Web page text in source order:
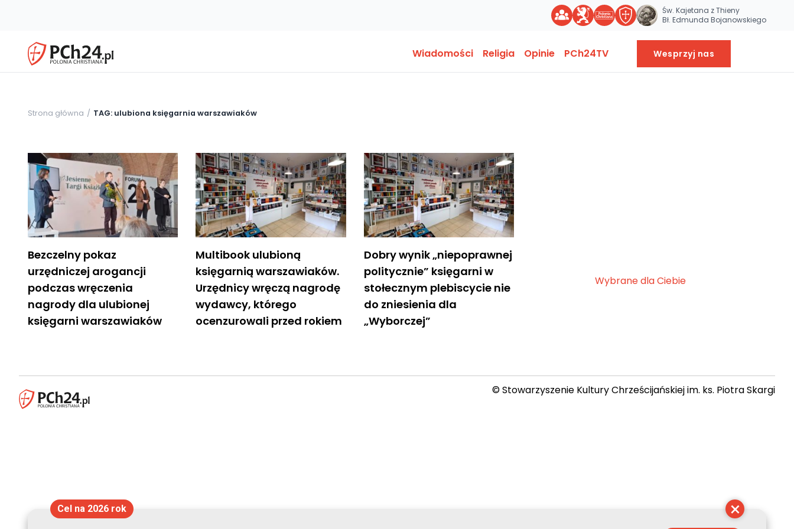
Św. Kajetana z Thieny
Bł. Edmunda Bojanowskiego
Wiadomości Religia Opinie PCh24TV Wesprzyj nas
Strona główna TAG: ulubiona księgarnia warszawiaków
Bezczelny pokaz
urzędniczej arogancji
podczas wręczenia
nagrody dla ulubionej
księgarni warszawiaków
Multibook ulubioną
księgarnią warszawiaków.
Urzędnicy wręczą nagrodę
wydawcy, którego
ocenzurowali przed rokiem
Dobry wynik „niepoprawnej
politycznie” księgarni w
stołecznym plebiscycie nie
do zniesienia dla
„Wyborczej”
Wybrane dla Ciebie
© Stowarzyszenie Kultury Chrześcijańskiej im. ks. Piotra Skargi
×
Cel na 2026 rok